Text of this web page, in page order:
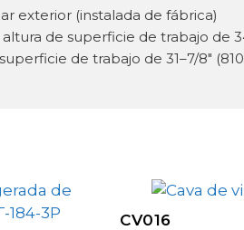
exterior (instalada de fábrica)
de superficie de trabajo de
de trabajo de 31–7/8″
CV016